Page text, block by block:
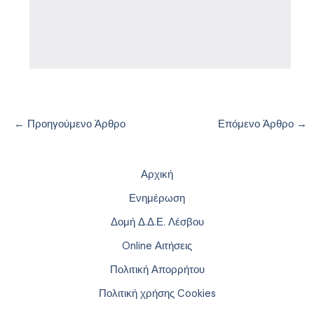
← Προηγούμενο Άρθρο Επόμενο Άρθρο →
Αρχική
Ενημέρωση
Δομή Δ.Δ.Ε. Λέσβου
Online Αιτήσεις
Πολιτική Απορρήτου
Πολιτική χρήσης Cookies